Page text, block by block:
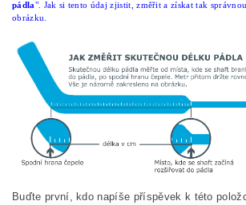
pádla". Jak si tento údaj zjistit, změřit a získat tak
obrázku.
Buďte první, kdo napíše příspěvek k této